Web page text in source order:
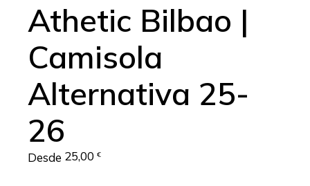
Athetic Bilbao |
Camisola
Alternativa 25-
26
Desde 25,00€